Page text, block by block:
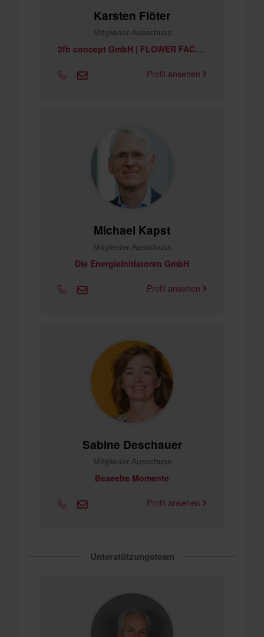
Karsten Flöter
Mitglieder Ausschuss
2
fb concept GmbH | FLOWER FACTORY
Profil ansehen
Michael Kapst
Mitglieder Ausschuss
Die EnergieInitiatoren GmbH
Profil ansehen
Sabine Deschauer
Mitglieder Ausschuss
Beseelte Momente
Profil ansehen
Unterstützungsteam